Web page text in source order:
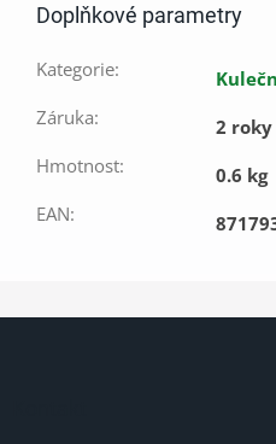
Doplňkové parametry
Kategorie:
Záruka:
2 roky
Hmotnost:
0.6 kg
EAN: